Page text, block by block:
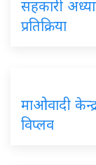
सहकारी
प्रतिक्रिया
माओवादी
विप्लव